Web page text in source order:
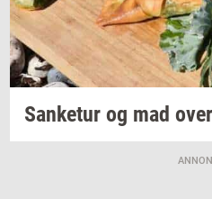
San­ke­tur og mad